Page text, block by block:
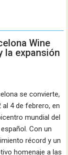
Wine
la expansión
se convierte,
al 4 de febrero, en
mundial del
Con un
récord y un
homenaje a las